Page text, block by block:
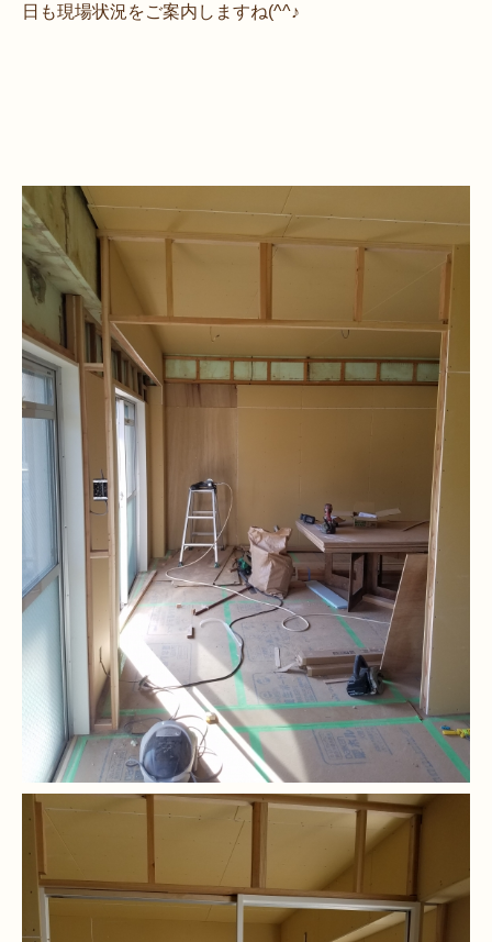
日も現場状況をご案内しますね(^^♪